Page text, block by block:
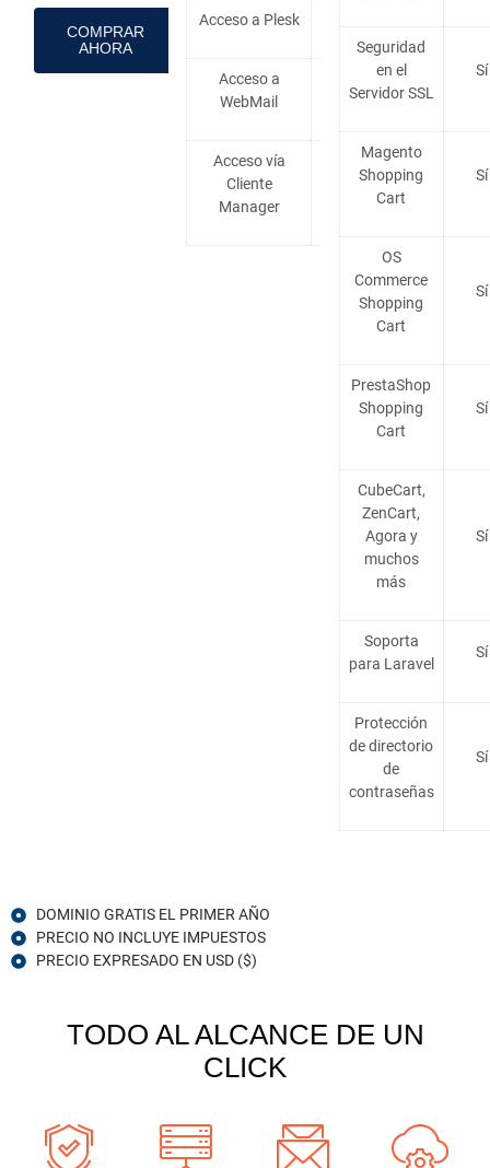
COMPRAR
AHORA
Acceso a Plesk
Acceso a
WebMail
Sí
Acceso vía
Cliente
Manager
Sí
Seguridad
en el
Servidor SSL
Sí
Magento
Shopping
Cart
Sí
OS
Commerce
Shopping
Cart
Sí
PrestaShop
Shopping
Cart
Sí
CubeCart,
ZenCart,
Agora y
muchos
más
Sí
Soporta
para Laravel
Sí
Protección
de directorio
de
contraseñas
Sí
DOMINIO GRATIS EL PRIMER AÑO
PRECIO NO INCLUYE IMPUESTOS
PRECIO EXPRESADO EN USD ($)
TODO AL ALCANCE DE UN
CLICK